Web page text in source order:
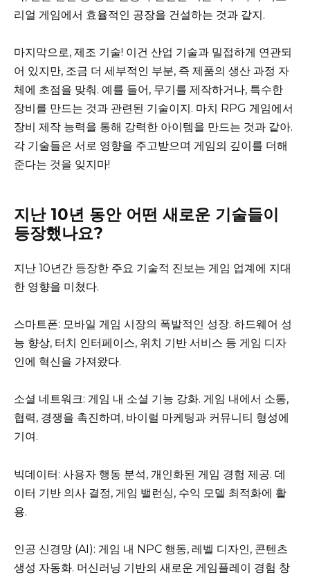
리얼 게임에서 효율적인 공장을 건설하는 것과 같지.
마지막으로, 제조 기술! 이건 산업 기술과 밀접하게 연관되
어 있지만, 조금 더 세부적인 부분, 즉 제품의 생산 과정 자
체에 초점을 맞춰. 예를 들어, 무기를 제작하거나, 특수한
장비를 만드는 것과 관련된 기술이지. 마치 RPG 게임에서
장비 제작 능력을 통해 강력한 아이템을 만드는 것과 같아.
각 기술들은 서로 영향을 주고받으며 게임의 깊이를 더해
준다는 것을 잊지마!
지난 10년 동안 어떤 새로운 기술들이
등장했나요?
지난 10년간 등장한 주요 기술적 진보는 게임 업계에 지대
한 영향을 미쳤다.
스마트폰: 모바일 게임 시장의 폭발적인 성장. 하드웨어 성
능 향상, 터치 인터페이스, 위치 기반 서비스 등 게임 디자
인에 혁신을 가져왔다.
소셜 네트워크: 게임 내 소셜 기능 강화. 게임 내에서 소통,
협력, 경쟁을 촉진하며, 바이럴 마케팅과 커뮤니티 형성에
기여.
빅데이터: 사용자 행동 분석, 개인화된 게임 경험 제공. 데
이터 기반 의사 결정, 게임 밸런싱, 수익 모델 최적화에 활
용.
인공 신경망 (AI): 게임 내 NPC 행동, 레벨 디자인, 콘텐츠
생성 자동화. 머신러닝 기반의 새로운 게임플레이 경험 창